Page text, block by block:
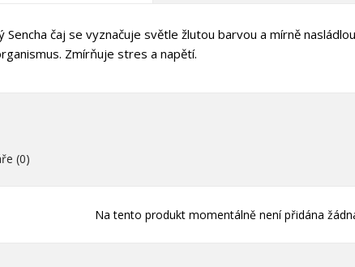
Sencha čaj se vyznačuje světle žlutou barvou a mírně
Zmírňuje stres a napětí.
(0)
Na tento produkt momentálně není přidána
přání ×
abyste si mohli výrobky uložit do svého seznamu